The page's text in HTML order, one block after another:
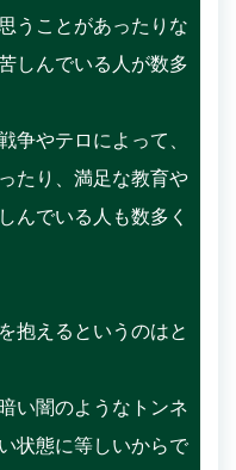
うことがあったりな
しんでいる人が数多
争やテロによって、
たり、満足な教育や
んでいる人も数多く
抱えるというのはと
い闇のようなトンネ
状態に等しいからで